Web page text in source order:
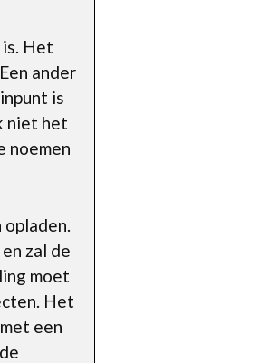
Het
ander
is
niet het
noemen
zal de
moet
Het
een